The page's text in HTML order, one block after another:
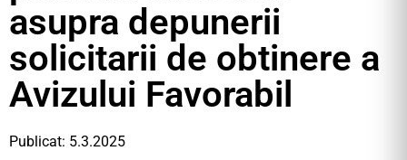
asupra depunerii
solicitarii de obtinere a
Avizului Favorabil
Publicat: 5.3.2025